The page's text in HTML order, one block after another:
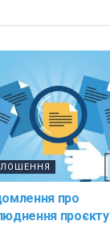
про
проєкту